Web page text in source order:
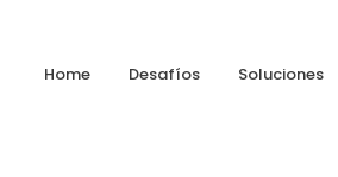
Home Desafíos Soluciones